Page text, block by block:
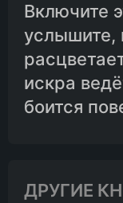
Включите
услышите,
искра
боится
ДРУГИЕ